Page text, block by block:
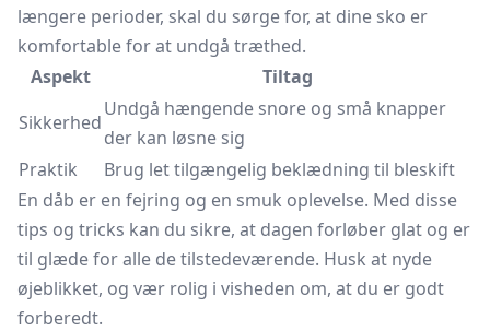
længere perioder, skal du sørge for, at dine sko er
komfortable for at undgå træthed.
Aspekt
Tiltag
Sikkerhed
Undgå hængende snore og små knapper
der kan løsne sig
Praktik
Brug let tilgængelig beklædning til bleskift
En dåb er en fejring og en smuk oplevelse. Med disse
tips og tricks kan du sikre, at dagen forløber glat og er
til glæde for alle de tilstedeværende. Husk at nyde
øjeblikket, og vær rolig i visheden om, at du er godt
forberedt.